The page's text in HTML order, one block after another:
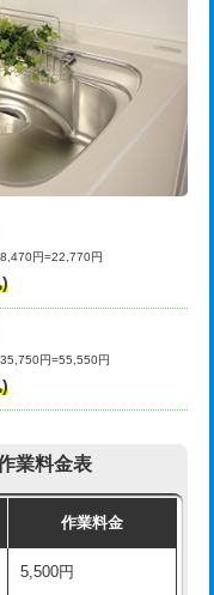
5,500円
5,500円
11,000円
44,000円
11,000円~
55,000円
33,000円
8,800円
11,000円
22,000円
33,000円
円=22,770円
円=55,550円
業料金表
作業料金
5,500円